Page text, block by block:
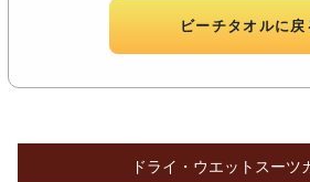
ビーチタオルに戻
ドライ・ウエットスーツ